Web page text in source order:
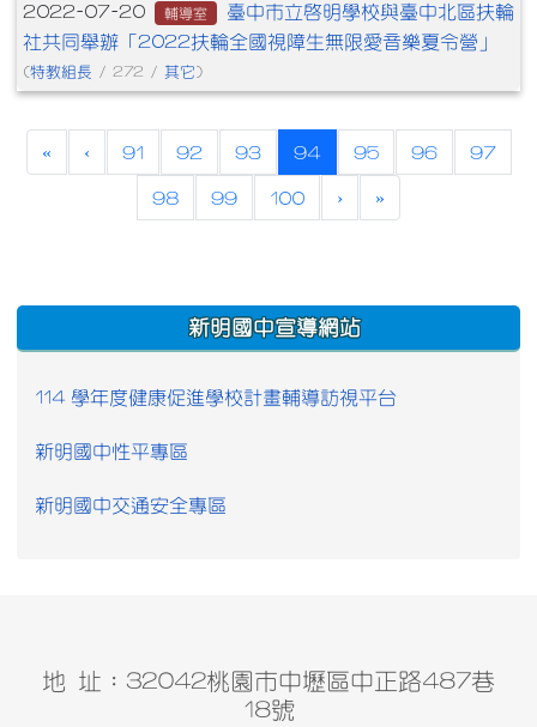
2022-07-20 輔導室
臺中市立啟明學校與臺中北區扶輪
社共同舉辦「2022扶輪全國視障生無限愛音樂夏令營」
(特教組長 / 272 / 其它 )
« ‹ 91 92 93 94(current)
95 96 97
98 99 100 › »
:::
新明國中宣導網站
114 學年度健康促進學校計畫輔導訪視平台
新明國中性平專區
新明國中交通安全專區
地 址：32042桃園市中壢區中正路487巷
18號